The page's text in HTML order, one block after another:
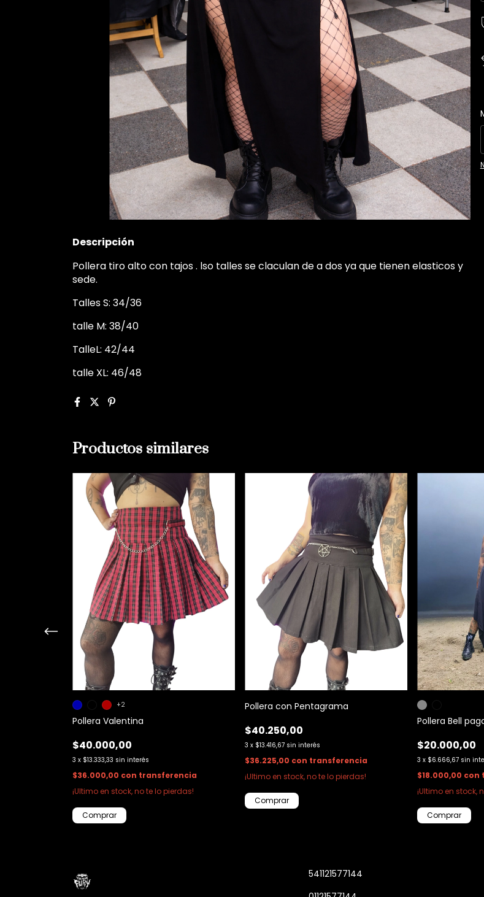
Descripción
Pollera tiro alto con tajos . lso talles se claculan de a dos ya que tienen elasticos y
sede.
Talles S: 34/36
talle M: 38/40
TalleL: 42/44
talle XL: 46/48
Productos similares
Pollera Valentina
$40.000,00
3 x $13.333,33 sin interés
$36.000,00 con transferencia
¡Ultimo en stock, no te lo pierdas!
+2
Comprar
Pollera con Pentagrama
$40.250,00
3 x $13.416,67 sin interés
$36.225,00 con transferencia
¡Ultimo en stock, no te lo pierdas!
Comprar
Pollera Bell
$20.000,00
3 x $6.666,67 sin
$18.000,00 con
¡Ultimo en stock,
Comprar
541121577144